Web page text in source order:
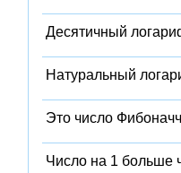
Десятичный
Натуральный
Это число
Число на 1 больше